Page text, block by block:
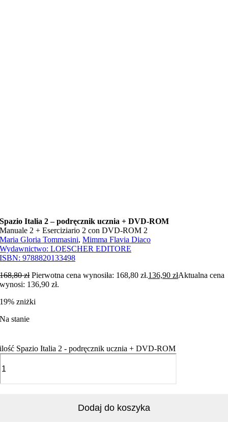
Spazio Italia 2 – podręcznik ucznia + DVD-ROM
Manuale 2 + Eserciziario 2 con DVD-ROM 2
Maria Gloria Tommasini,Mimma Flavia Diaco
Wydawnictwo:LOESCHER EDITORE
ISBN:9788820133498
168,80zł Pierwotna cena wynosiła: 168,80 zł.136,90złAktualna cena
wynosi: 136,90 zł.
19% zniżki
Na stanie
ilość Spazio Italia 2 - podręcznik ucznia + DVD-ROM
Dodaj do koszyka